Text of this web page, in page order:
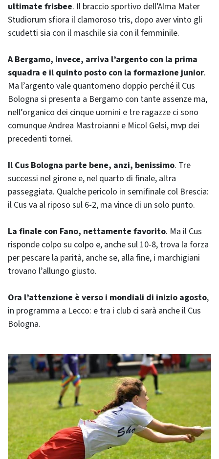
ultimate frisbee. Il braccio sportivo dell’Alma Mater
Studiorum sfiora il clamoroso tris, dopo aver vinto gli
scudetti sia con il maschile sia con il femminile.
A Bergamo, invece, arriva l’argento con la prima
squadra e il quinto posto con la formazione junior.
Ma l’argento vale quantomeno doppio perché il Cus
Bologna si presenta a Bergamo con tante assenze ma,
nell’organico dei cinque uomini e tre ragazze ci sono
comunque Andrea Mastroianni e Micol Gelsi, mvp dei
precedenti tornei.
Il Cus Bologna parte bene, anzi, benissimo. Tre
successi nel girone e, nel quarto di finale, altra
passeggiata. Qualche pericolo in semifinale col Brescia:
il Cus va al riposo sul 6-2, ma vince di un solo punto.
La finale con Fano, nettamente favorito. Ma il Cus
risponde colpo su colpo e, anche sul 10-8, trova la forza
per pescare la parità, anche se, alla fine, i marchigiani
trovano l’allungo giusto.
Ora l’attenzione è verso i mondiali di inizio agosto,
in programma a Lecco: e tra i club ci sarà anche il Cus
Bologna.